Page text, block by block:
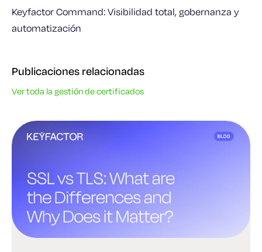
Keyfactor Command: Visibilidad total, gobernanza y
automatización
Publicaciones relacionadas
Ver toda la gestión de certificados